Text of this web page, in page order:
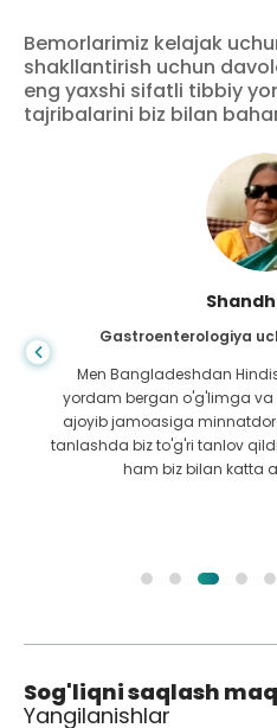
Bemorlarimiz kelajak
shakllantirish uchun
eng yaxshi sifatli tibbiy
tajribalarini biz bilan
Gastroenterologiya
Men Bangladeshdan
yordam bergan o'g'limga
ajoyib jamoasiga
tanlashda biz to'g'ri tanlov
ham biz bilan katta
Sog'liqni saqlash
Yangilanishlar